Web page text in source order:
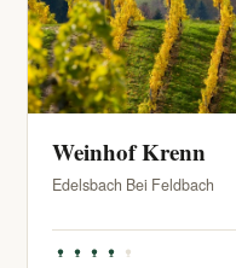
Weinhof Krenn
Edelsbach Bei Feldbach